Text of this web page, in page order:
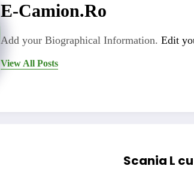
E-Camion.ro
Add your Biographical Information. Edit
View All Posts
Scania L